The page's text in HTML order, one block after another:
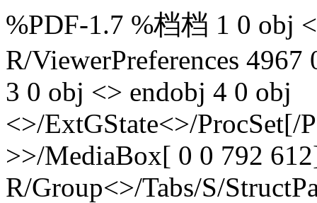
%PDF-1.7 %档档 1 0 obj
R/ViewerPreferences
3 0 obj <> endobj 4 0 obj
<>/ExtGState<>/ProcSet[/
>>/MediaBox[ 0 0 792
R/Group<>/Tabs/S/